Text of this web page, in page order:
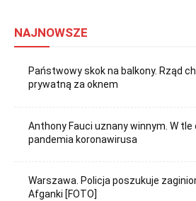
NAJNOWSZE
Państwowy skok na balkony. Rząd
prywatną za oknem
Anthony Fauci uznany winnym. W tle
pandemia koronawirusa
Warszawa. Policja poszukuje
Afganki [FOTO]